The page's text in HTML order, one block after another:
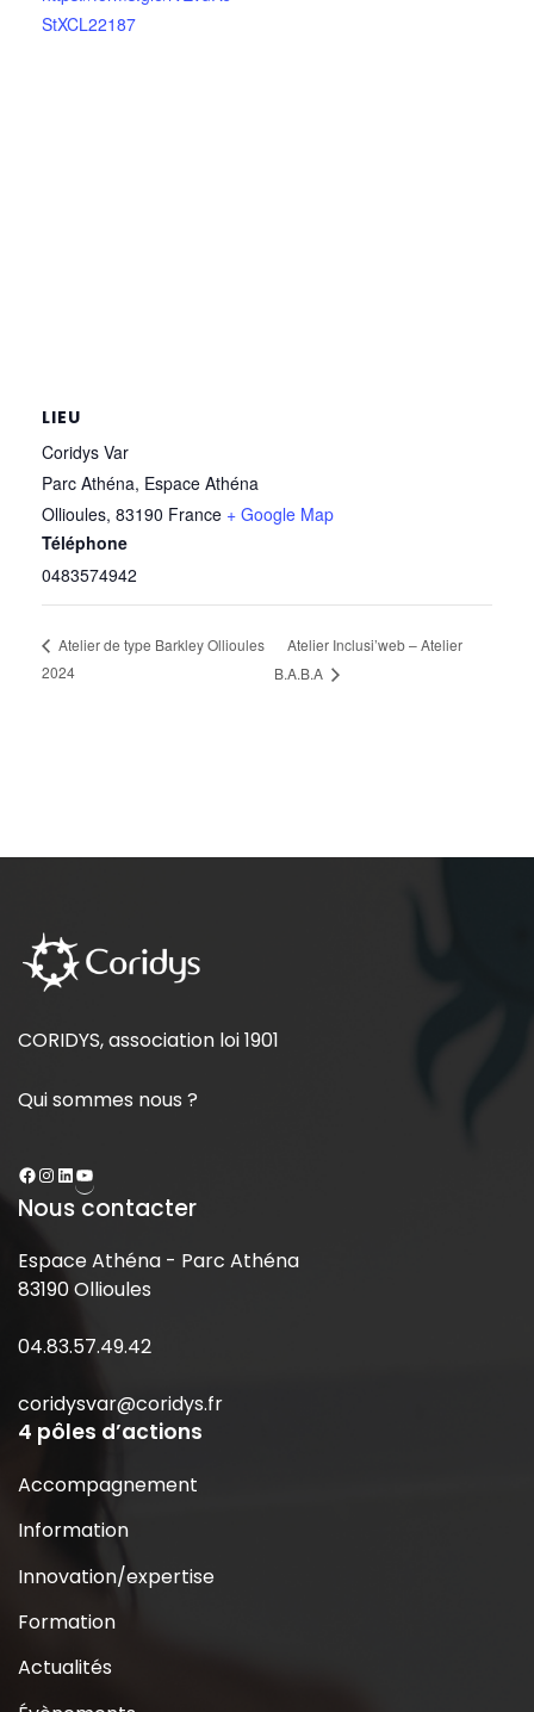
StXCL22187
LIEU
Coridys Var
Parc Athéna, Espace Athéna
Ollioules, 83190 France + Google Map
Téléphone
0483574942
Atelier de type Barkley Ollioules
2024
Atelier Inclusi’web – Atelier
B.A.B.A
CORIDYS, association loi 1901
Qui sommes nous ?
Nous contacter
Espace Athéna - Parc Athéna
83190 Ollioules
04.83.57.49.42
coridysvar@coridys.fr
4 pôles d’actions
Accompagnement
Information
Innovation/expertise
Formation
Actualités